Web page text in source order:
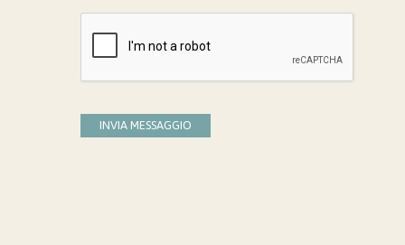
INVIA MESSAGGIO